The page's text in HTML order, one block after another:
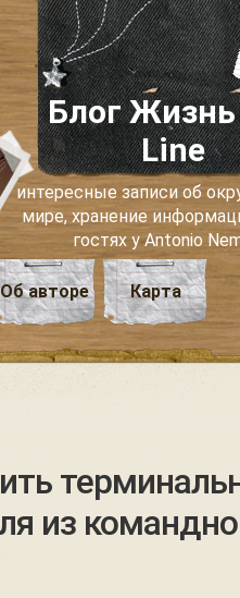
Блог Жизнь
Line
интересные записи об
мире, хранение
гостях у Antonio
Об авторе Карта
из